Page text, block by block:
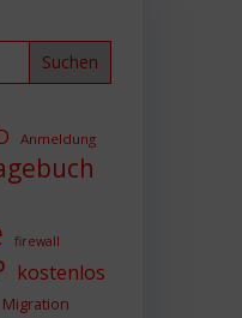
Anmeldung
firewall
kostenlos
Migration